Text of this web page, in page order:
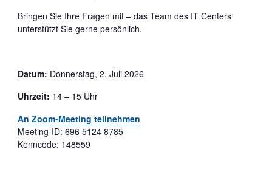
Bringen Sie Ihre Fragen mit – das Team des IT Centers
unterstützt Sie gerne persönlich.
Datum: Donnerstag, 2. Juli 2026
Uhrzeit: 14 – 15 Uhr
An Zoom-Meeting teilnehmen
Meeting-ID: 696 5124 8785
Kenncode: 148559